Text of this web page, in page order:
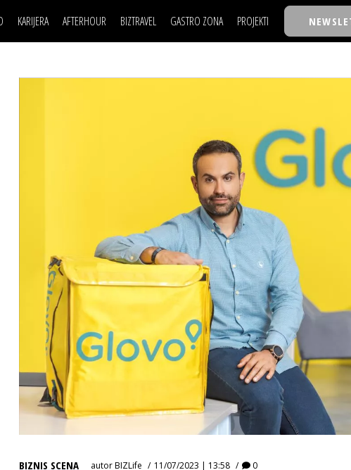
KARIJERA AFTERHOUR BIZTRAVEL GASTRO ZONA PROJEKTI
BACK TO OFFICE/
BIZBENDOVI
BIZKOLEGIJUM
BMW BIZNIS LIGA
BIZLIFE WEEK
IZJAVA GODINE
POSAO
MOJ UGAO
FILM I SCENA
AUTO SVET
NAJKOLEGA
30 ISPOD 30
BIZBENDOVI
BIZKOLEGIJUM
BMW BIZNIS LIGA
IZJAVA GODINE
BIZNIS SCENA autorBIZLife 11/07/2023 | 13:58 0